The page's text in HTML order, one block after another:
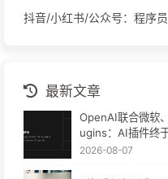
抖音/小红书/公众号：程序
最新文章
OpenAI联合微软
ugins：AI插件终
2026-08-07